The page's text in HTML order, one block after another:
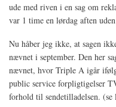
ude med riven i en sag om
var 1 time en lørdag aften
Nu håber jeg ikke, at sagen
nævnet i september. Den her
nævnet, hvor Triple A igår
public service forpligtigelser
forhold til sendetilladelsen.